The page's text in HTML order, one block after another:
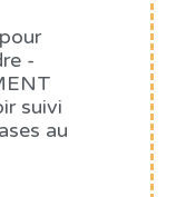
-
suivi
au